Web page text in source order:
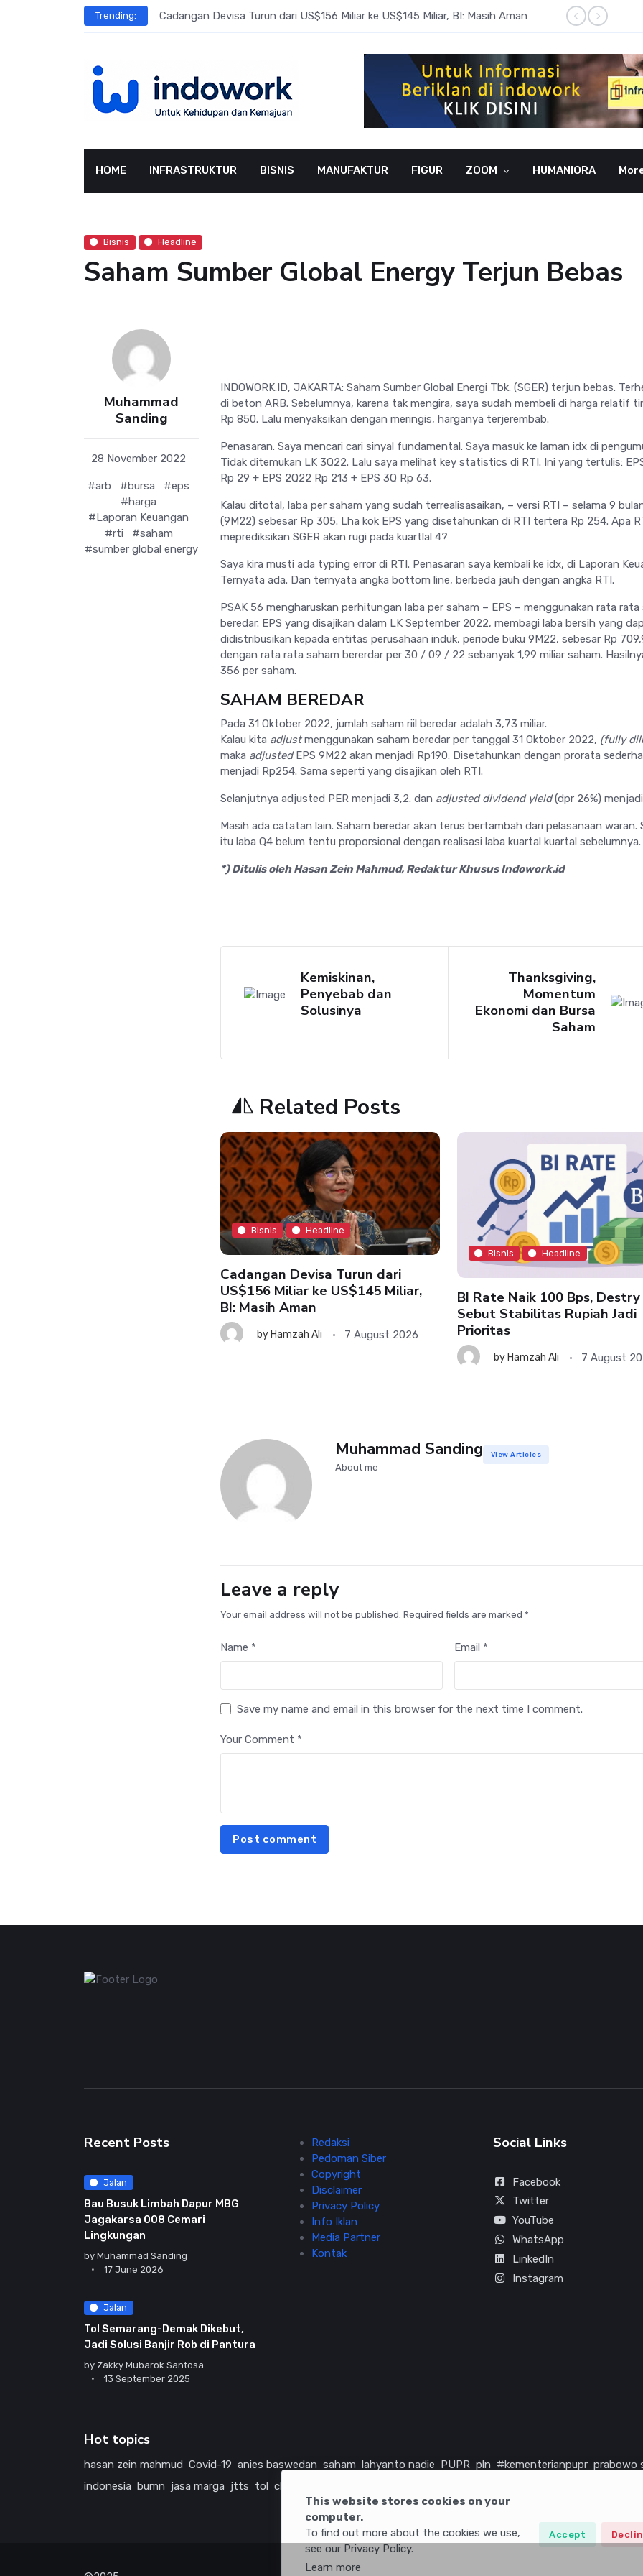
Trending: Cadangan Devisa Turun dari US$156 Miliar ke US$145 Miliar, BI: Masih Aman BI
HOME INFRASTRUKTUR BISNIS MANUFAKTUR FIGUR ZOOM HUMANIORA
Bisnis Headline
Saham Sumber Global Energy Terjun Bebas
Muhammad
Sanding
28 November 2022
#arb #bursa
#eps
#harga
#Laporan Keuangan
#rti
#saham
#sumber global energy
INDOWORK.ID, JAKARTA: Saham Sumber Global Energi Tbk. (SGER) terjun bebas.
di beton ARB. Sebelumnya, karena tak mengira, saya sudah membeli di harga relatif
Rp 850. Lalu menyaksikan dengan meringis, harganya terjerembab.
Penasaran. Saya mencari cari sinyal fundamental. Saya masuk ke laman idx di
Tidak ditemukan LK 3Q22. Lalu saya melihat key statistics di RTI. Ini yang tertulis:
Rp 29 + EPS 2Q22 Rp 213 + EPS 3Q Rp 63.
Kalau ditotal, laba per saham yang sudah terrealisasaikan, – versi RTI – selama 9
(9M22) sebesar Rp 305. Lha kok EPS yang disetahunkan di RTI tertera Rp 254. Apa
meprediksikan SGER akan rugi pada kuartlal 4?
Saya kira musti ada typing error di RTI. Penasaran saya kembali ke idx, di Laporan
Ternyata ada. Dan ternyata angka bottom line, berbeda jauh dengan angka RTI.
PSAK 56 mengharuskan perhitungan laba per saham – EPS – menggunakan rata rata
beredar. EPS yang disajikan dalam LK September 2022, membagi laba bersih yang
didistribusikan kepada entitas perusahaan induk, periode buku 9M22, sebesar Rp
dengan rata rata saham bererdar per 30 / 09 / 22 sebanyak 1,99 miliar saham.
356 per saham.
SAHAM BEREDAR
Pada 31 Oktober 2022, jumlah saham riil beredar adalah 3,73 miliar.
Kalau kita adjustmenggunakan saham beredar per tanggal 31 Oktober 2022, (fully
maka adjustedEPS 9M22 akan menjadi Rp190. Disetahunkan dengan prorata
menjadi Rp254. Sama seperti yang disajikan oleh RTI.
Selanjutnya adjusted PER menjadi 3,2. dan adjusted dividend yield(dpr 26%)
Masih ada catatan lain. Saham beredar akan terus bertambah dari pelasanaan waran.
itu laba Q4 belum tentu proporsional dengan realisasi laba kuartal kuartal sebelumnya.
*) Ditulis oleh Hasan Zein Mahmud, Redaktur Khusus Indowork.id
Kemiskinan,
Penyebab dan
Solusinya
Thanksgiving,
Momentum
Ekonomi dan Bursa
Saham
Related Posts
Bisnis Headline
Cadangan Devisa Turun dari
US$156 Miliar ke US$145 Miliar,
BI: Masih Aman
by Hamzah Ali 7 August 2026
Bisnis Headline
BI Rate Naik 100 Bps, Destry
Sebut Stabilitas Rupiah Jadi
Prioritas
by Hamzah Ali 7 August
Muhammad Sanding
About me
View Articles
Leave a reply
Your email address will not be published. Required fields are marked *
Name * Email *
Save my name and email in this browser for the next time I comment.
Your Comment *
Post comment
This website stores cookies on your
computer.
To find out more about the cookies we use,
see our Privacy Policy.
Learn more
Accept
Recent Posts
Jalan
Bau Busuk Limbah Dapur MBG
Jagakarsa 008 Cemari
Lingkungan
by Muhammad Sanding
17 June 2026
Jalan
Tol Semarang-Demak Dikebut,
Jadi Solusi Banjir Rob di Pantura
by Zakky Mubarok Santosa
13 September 2025
Redaksi
Pedoman Siber
Copyright
Disclaimer
Privacy Policy
Info Iklan
Media Partner
Kontak
Social Links
Facebook
Twitter
YouTube
WhatsApp
LinkedIn
Instagram
Hot topics
hasan zein mahmud Covid-19 anies baswedan saham lahyanto nadie PUPR pln #kementerianpupr prabowo
indonesia
bumn jasa marga jtts tol china